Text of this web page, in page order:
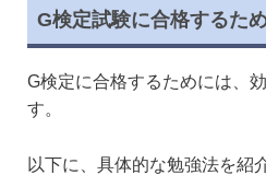
G検定試験に合格するた
G検定に合格するためには、
す。
以下に、具体的な勉強法を紹